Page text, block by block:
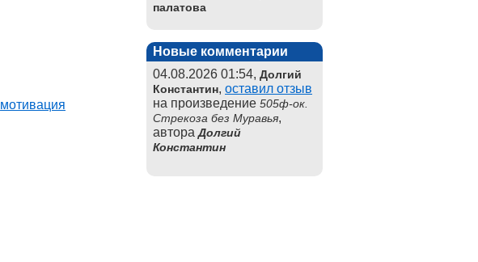
мотивация
палатова
Новые комментарии
04.08.2026 01:54, Долгий
Константин, оставил отзыв
на произведение 505ф-ок.
Стрекоза без Муравья,
автораДолгий
Константин